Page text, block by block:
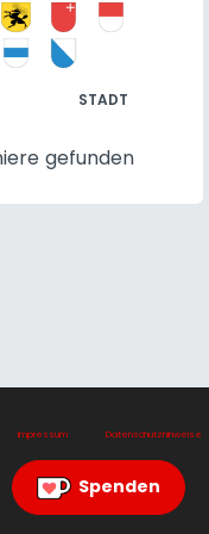
STADT
gefunden
Impressum Datenschutzhinweise
Spenden